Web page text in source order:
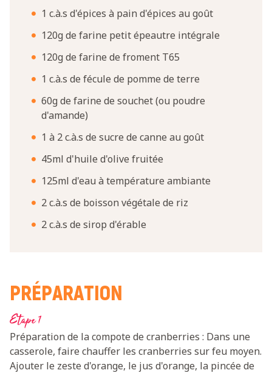
1 c.à.s d'épices à pain d'épices au goût
120g de farine petit épeautre intégrale
120g de farine de froment T65
1 c.à.s de fécule de pomme de terre
60g de farine de souchet (ou poudre
d'amande)
1 à 2 c.à.s de sucre de canne au goût
45ml d'huile d'olive fruitée
125ml d'eau à température ambiante
2 c.à.s de boisson végétale de riz
2 c.à.s de sirop d'érable
PRÉPARATION
Etape 1
Préparation de la compote de cranberries : Dans une
casserole, faire chauffer les cranberries sur feu moyen.
Ajouter le zeste d'orange, le jus d'orange, la pincée de